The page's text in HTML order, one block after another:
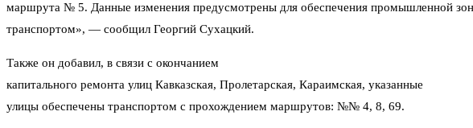
маршрута № 5. Данные изменения предусмотрены для обеспечения промышленной
транспортом», — сообщил Георгий Сухацкий.
Также он добавил, в связи с окончанием
капитального ремонта улиц Кавказская, Пролетарская, Караимская, указанные
улицы обеспечены транспортом с прохождением маршрутов: №№ 4, 8, 69.